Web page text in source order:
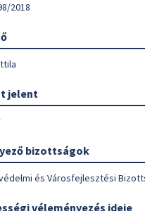
2018
jelent
bizottságok
és Városfejlesztési
véleményezés ideje